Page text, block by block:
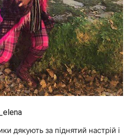
дякують за піднятий настрій і